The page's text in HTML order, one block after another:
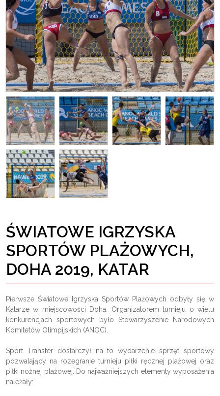
ŚWIATOWE IGRZYSKA
SPORTÓW PLAŻOWYCH,
DOHA 2019, KATAR
Pierwsze Światowe Igrzyska Sportów Plażowych odbyły się w
Katarze w miejscowości Doha. Organizatorem turnieju o wielu
konkurencjach sportowych było Stowarzyszenie Narodowych
Komitetów Olimpijskich (ANOC).
Sport Transfer dostarczył na to wydarzenie sprzęt sportowy
pozwalający na rozegranie turnieju piłki ręcznej plażowej oraz
piłki nożnej plażowej. Do najważniejszych elementy wyposażenia
należały: